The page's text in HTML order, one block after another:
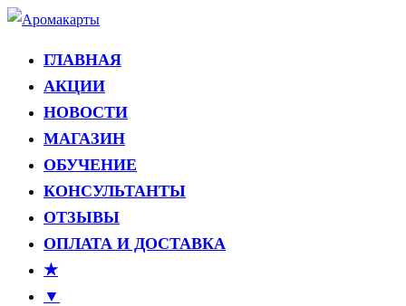
Перейти
содержимому
Аромакарты
Психологические эфирные карты • Аромапсихология
ГЛАВНАЯ
АКЦИИ
НОВОСТИ
МАГАЗИН
ОБУЧЕНИЕ
КОНСУЛЬТАНТЫ
ОТЗЫВЫ
ОПЛАТА И ДОСТАВКА
★
▼